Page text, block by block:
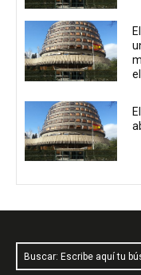
Buscar: Escribe aquí tu